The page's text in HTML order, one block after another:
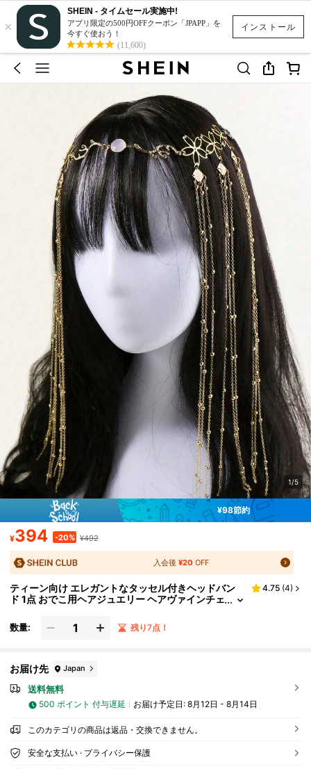
インストール
×
SHEIN - タイムセール実施中!
アプリ限定の500円OFFクーポン「JPAPP」を
今すぐ使おう！
(11,600)
1/5
¥98節約
¥394 -20% ¥492
入会後 ¥20 OFF
ティーン向け エレガントなタッセル付きヘッドバン
ド 1点 おでこ用ヘアジュエリー ヘアヴァインチェ
4.75 (4)
数量: 残り7点！
お届け先 Japan
送料無料
500 ポイント 付与遅延 お届け予定日: 8月12日 - 8月14日
このカテゴリの商品は返品・交換できません。
安全な支払い · プライバシー保護